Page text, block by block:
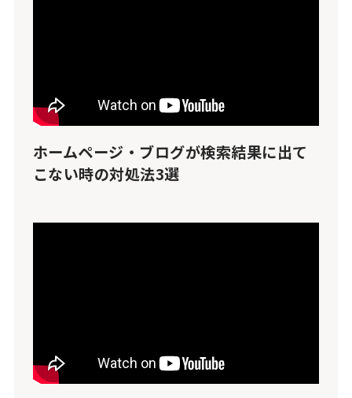
ホームページ・ブログが検索結果に出て
こない時の対処法3選